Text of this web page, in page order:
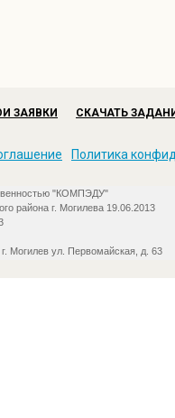
ЗАЯВКИ СКАЧАТЬ
Политика
"КОМПЭДУ"
района г. Могилева 19.06.2013
Могилев ул. Первомайская, д. 63